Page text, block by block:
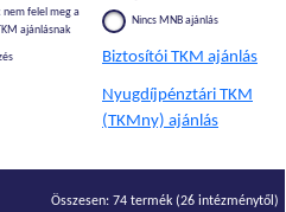
nem felel meg a
ajánlásnak
Nincs MNB ajánlás
Biztosítói TKM ajánlás
Nyugdíjpénztári TKM
(TKMny) ajánlás
Összesen: 74 termék (26 intézménytől)